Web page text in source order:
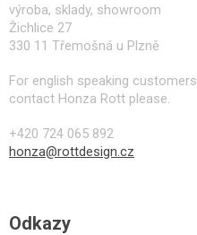
výroba, sklady, showroom
Žichlice 27
330 11 Třemošná u Plzně
For english speaking customers
contact Honza Rott please.
+420 724 065 892
honza@rottdesign.cz
Odkazy